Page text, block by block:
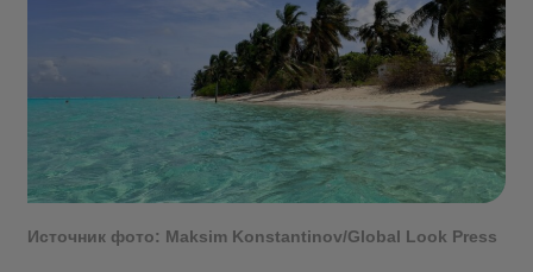
Источник фото: Maksim Konstantinov/Global Look Press